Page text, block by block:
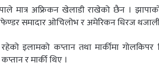
मात्र अफ्रिकन खेलाडी राखेको छैन ।
समादार ओचिलोभ र अमेरिकन धिरज
रहेको इलामको कप्तान तथा मार्कीमा
र मार्की थिए ।